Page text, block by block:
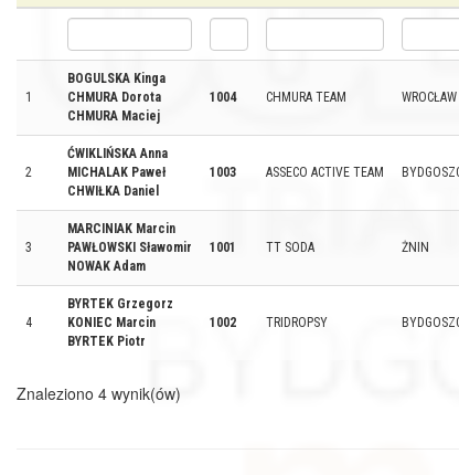
1
BOGULSKA Kinga
CHMURA Dorota
CHMURA Maciej
1004 CHMURA TEAM WROCŁAW
2
ĆWIKLIŃSKA Anna
MICHALAK Paweł
CHWIŁKA Daniel
1003 ASSECO ACTIVE TEAM
3
MARCINIAK Marcin
PAWŁOWSKI Sławomir
NOWAK Adam
1001 TT SODA ŻNIN
4
BYRTEK Grzegorz
KONIEC Marcin
BYRTEK Piotr
1002 TRIDROPSY
Znaleziono 4 wynik(ów)